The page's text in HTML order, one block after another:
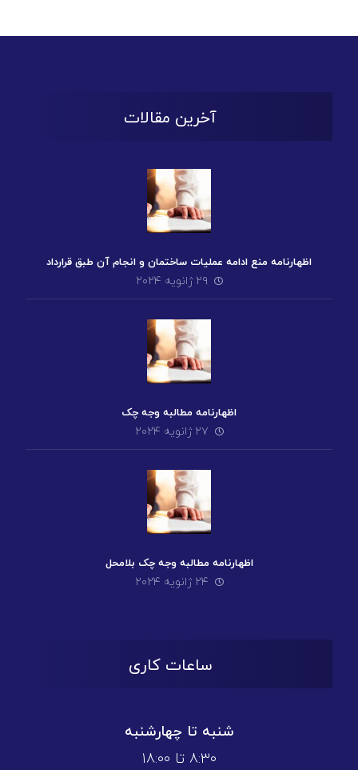
آخرین مقالات
اظهارنامه منع ادامه عملیات ساختمان و انجام آن طبق قرارداد
۲۹ ژانویه ۲۰۲۴
اظهارنامه مطالبه وجه چک
۲۷ ژانویه ۲۰۲۴
اظهارنامه مطالبه وجه چک بلامحل
۲۴ ژانویه ۲۰۲۴
ساعات کاری
شنبه تا چهارشنبه
۸:۳۰ تا ۱۸:۰۰